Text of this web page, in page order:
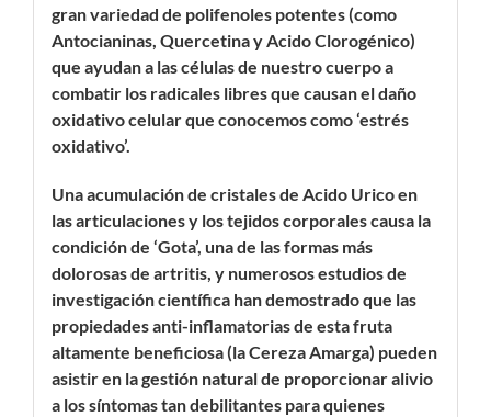
gran variedad de polifenoles potentes (como
Antocianinas, Quercetina y Acido Clorogénico)
que ayudan a las células de nuestro cuerpo a
combatir los radicales libres que causan el daño
oxidativo celular que conocemos como ‘estrés
oxidativo’.
Una acumulación de cristales de Acido Urico en
las articulaciones y los tejidos corporales causa la
condición de ‘Gota’, una de las formas más
dolorosas de artritis, y numerosos estudios de
investigación científica han demostrado que las
propiedades anti-inflamatorias de esta fruta
altamente beneficiosa (la Cereza Amarga) pueden
asistir en la gestión natural de proporcionar alivio
a los síntomas tan debilitantes para quienes